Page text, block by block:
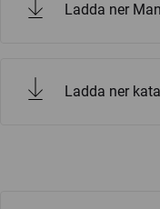
Ladda ner
Ladda ner